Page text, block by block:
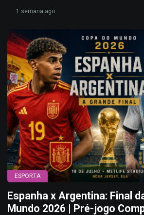
1 semana ago
ESPORTA
Espanha x Argentina: Final
Mundo 2026 | Pré-jogo